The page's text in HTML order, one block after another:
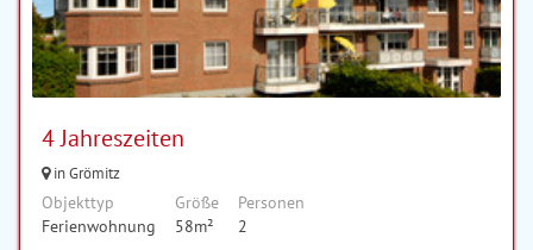
4 Jahreszeiten
in Grömitz
Objekttyp
Ferienwohnung
Größe
58m²
Personen
2